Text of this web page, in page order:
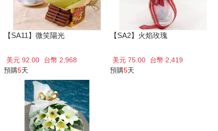
【SA11】微笑陽光
美元 92.00
台幣 2,968
預購5天
【SA2】火焰玫瑰
美元 75.00
台幣 2,419
預購5天